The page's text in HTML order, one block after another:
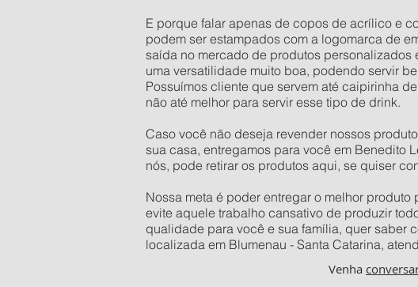
E porque falar apenas de copos de acrílico e
podem ser estampados com a logomarca de
saída no mercado de produtos
uma versatilidade muito boa, podendo servir
Possuímos cliente que servem até caipirinha
não até melhor para servir esse tipo de drink.
Caso você não deseja revender nossos
sua casa, entregamos para você em Benedito
nós, pode retirar os produtos aqui, se quiser
Nossa meta é poder entregar o melhor
evite aquele trabalho cansativo de produzir
qualidade para você e sua família, quer saber
localizada em Blumenau - Santa Catarina,
Venha